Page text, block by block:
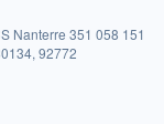
Nanterre 351 058 151
92772